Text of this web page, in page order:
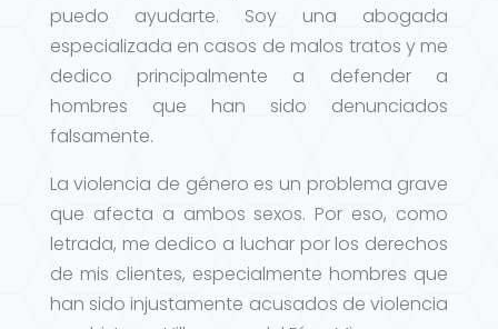
puedo ayudarte. Soy una abogada
especializada en casos de malos tratos y me
dedico principalmente a defender a
hombres que han sido denunciados
falsamente.
La violencia de género es un problema grave
que afecta a ambos sexos. Por eso, como
letrada, me dedico a luchar por los derechos
de mis clientes, especialmente hombres que
han sido injustamente acusados de violencia